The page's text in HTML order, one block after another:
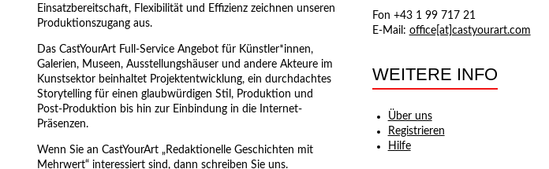
Einsatzbereitschaft, Flexibilität und Effizienz zeichnen unseren
Produktionszugang aus.
Das CastYourArt Full-Service Angebot für Künstler*innen,
Galerien, Museen, Ausstellungshäuser und andere Akteure im
Kunstsektor beinhaltet Projektentwicklung, ein durchdachtes
Storytelling für einen glaubwürdigen Stil, Produktion und
Post-Produktion bis hin zur Einbindung in die Internet-
Präsenzen.
Wenn Sie an CastYourArt „Redaktionelle Geschichten mit
Mehrwert“ interessiert sind, dann schreiben Sie uns.
Fon +43 1 99 717 21
E-Mail: office[at]castyourart.com
WEITERE INFO
Über uns
Registrieren
Hilfe